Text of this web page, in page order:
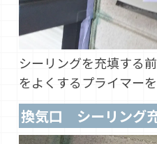
シーリングを充填する
をよくするプライマーを
換気口 シーリング